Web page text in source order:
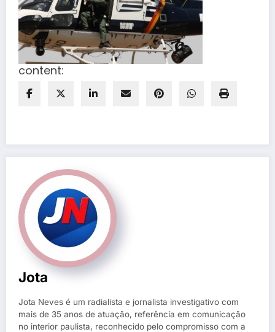
content:
Jota
Jota Neves é um radialista e jornalista investigativo com
mais de 35 anos de atuação, referência em comunicação
no interior paulista, reconhecido pelo compromisso com a